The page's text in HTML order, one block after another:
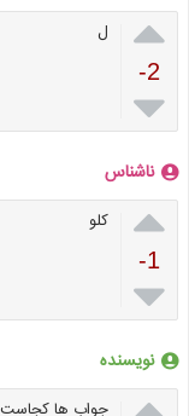

-2

ل
ناشناس

-1

کلو
نویسنده
جواب ها کجاست